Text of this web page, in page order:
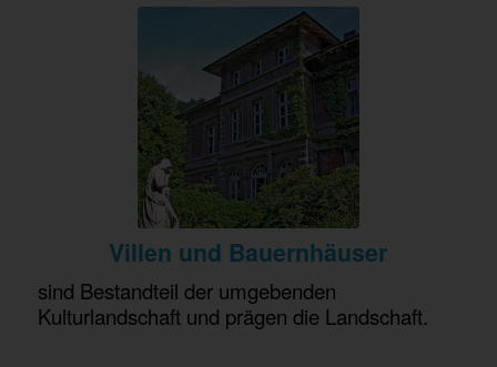
Villen und Bauernhäuser
sind Bestandteil der umgebenden
Kulturlandschaft und prägen die Landschaft.